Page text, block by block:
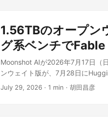
ちらが開発速度で優位に立つかと
にも影響しうる局面として、注
中国モデル台頭のさなかに出た共
で、「すぐに古い文脈が反映さ
はGeminiにも応用でき、その場
ばよいという。なお、メモリー機
本から通常どおり利用でき、料金
ともに月額20ドル前後)を用意し
引き継ぐか」という一点にあり、
の多くは、ユーザーが質問を投
は、あらかじめ指示しておいたタ
点だ。 Googleが例として挙げる
ッドシートへ自動追記する「旅行
レンダー登録まで行う「週末の予
ブスクを知らせ解約メールまで下
1.56TBのオープン
グ系ベンチで
Moonshot AIが2026年7月17日（
ンウェイト版が、7月28日に
MXFP4で、サイズは1.56TBに達
July 29, 2026 · 1 min · 胡田昌彦